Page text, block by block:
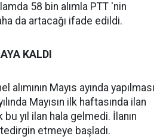
58 bin alımla PTT 'nin
da artacağı ifade edildi.
KALDI
alımının Mayıs ayında yapılması
Mayısın ilk haftasında ilan
bu yıl ilan hala gelmedi. İlanın
etmeye başladı.